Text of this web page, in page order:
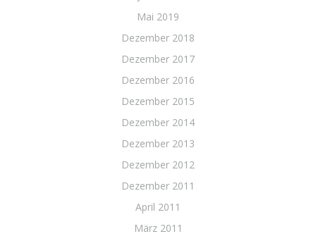
Mai 2019
Dezember 2018
Dezember 2017
Dezember 2016
Dezember 2015
Dezember 2014
Dezember 2013
Dezember 2012
Dezember 2011
April 2011
März 2011